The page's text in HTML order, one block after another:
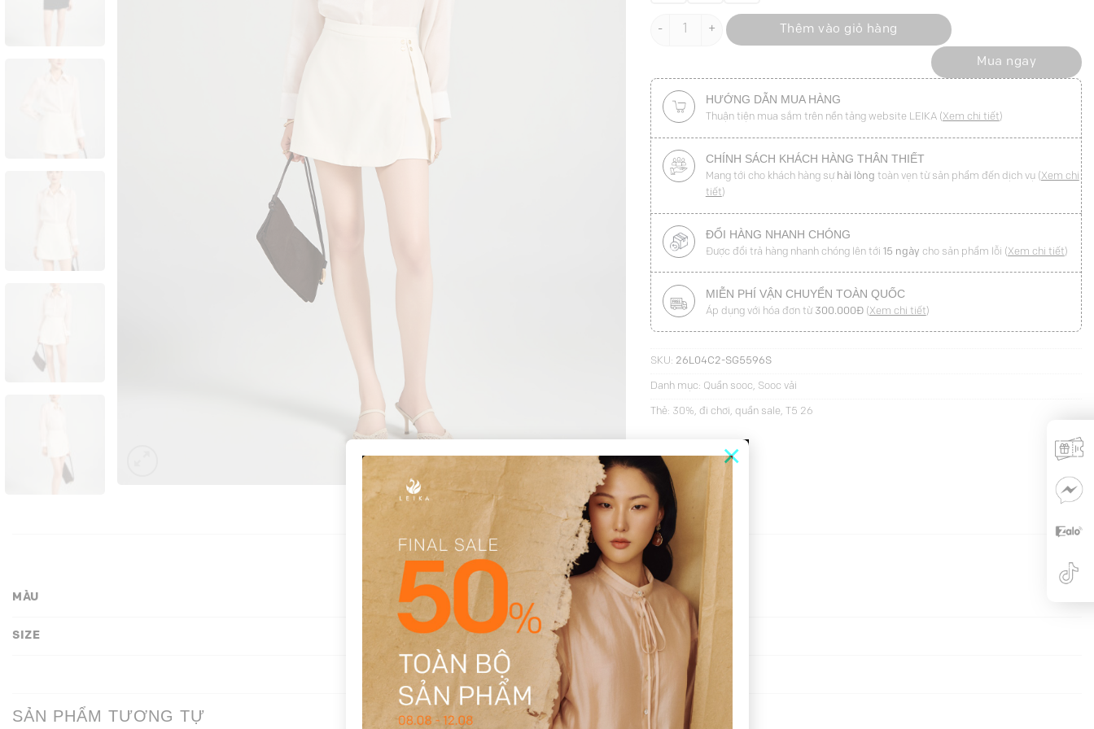
×
Quần sooc giả váy cạp trễ cúc trang trí số lượng
Thêm vào giỏ hàng
Mua ngay
HƯỚNG DẪN MUA HÀNG
Thuận tiện mua sắm trên nền tảng website LEIKA (Xem chi tiết)
CHÍNH SÁCH KHÁCH HÀNG THÂN THIẾT
Mang tới cho khách hàng sự hài lòng toàn vẹn từ sản phẩm đến dịch vụ (Xem chi
tiết)
ĐỔI HÀNG NHANH CHÓNG
Được đổi trả hàng nhanh chóng lên tới 15 ngày cho sản phẩm lỗi (Xem chi tiết)
MIỄN PHÍ VẬN CHUYỂN TOÀN QUỐC
Áp dụng với hóa đơn từ 300.000Đ(Xem chi tiết)
SKU: 26L04C2-SG5596S
Danh mục: Quần sooc, Sooc vải
Thẻ: 30%, đi chơi, quần sale, T5 26
THÔNG TIN BỔ SUNG ĐÁNH GIÁ (41)
MÀU
SIZE S, M, L
SẢN PHẨM TƯƠNG TỰ